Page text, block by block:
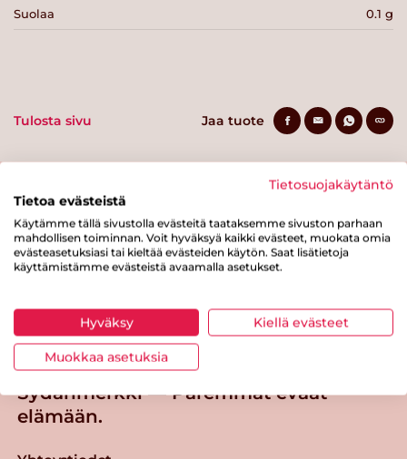
Suolaa 0.1 g
Tulosta sivu Jaa tuote
Sydänmerkki-tuotteen
Takaisin ylös
Sydänmerkki — Paremmat eväät
elämään.
Tietosuojakäytäntö
Tietoa evästeistä
Käytämme tällä sivustolla evästeitä taataksemme sivuston parhaan
mahdollisen toiminnan. Voit hyväksyä kaikki evästeet, muokata omia
evästeasetuksiasi tai kieltää evästeiden käytön. Saat lisätietoja
käyttämistämme evästeistä avaamalla asetukset.
Hyväksy Kiellä evästeet
Muokkaa asetuksia